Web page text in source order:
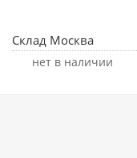
Склад Москва
Нет в наличии